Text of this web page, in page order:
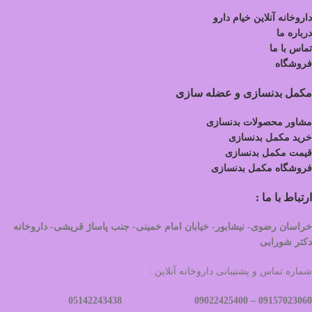
داروخانه آنلاین خیام دارو
درباره ما
تماس با ما
فروشگاه
مکمل بدنسازی و عضله سازی
مشاور محصولات بدنسازی
خرید مکمل بدنسازی
قیمت مکمل بدنسازی
فروشگاه مکمل بدنسازی
ارتباط با ما :
خراسان رضوی- نیشابور- خیابان امام خمینی- جنب پاساژ قریشی- داروخانه
دکتر شورابی
شماره تماس و پشتیبانی داروخانه آنلاین :
09157023060 –